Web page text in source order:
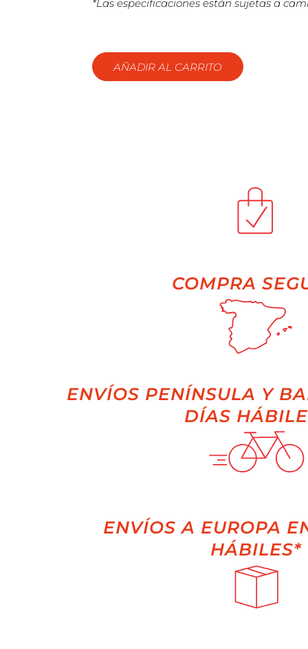
*Las especificaciones están sujetas a
AÑADIR AL CARRITO
COMPRA
ENVÍOS PENÍNSULA Y
DÍAS
ENVÍOS A EUROPA
HÁBILES*